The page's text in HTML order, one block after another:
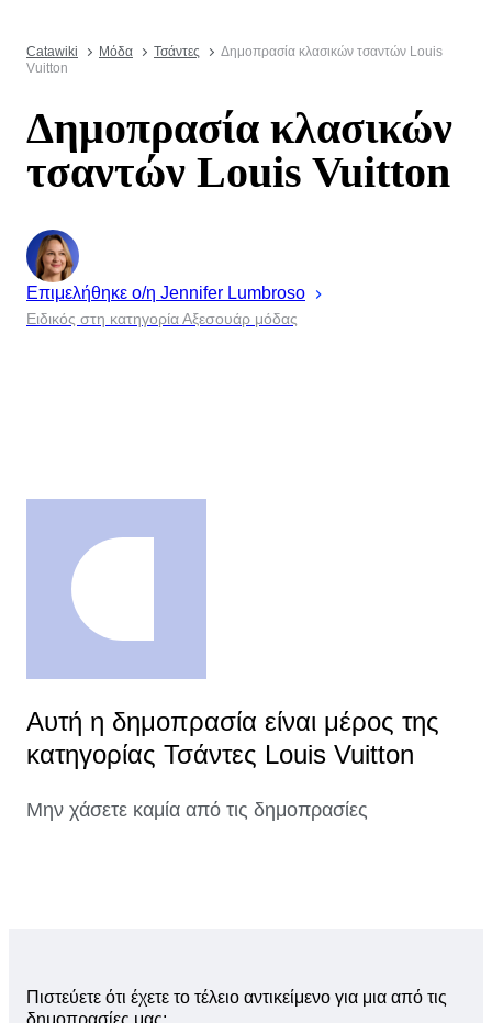
Catawiki Μόδα Τσάντες
Δημοπρασία κλασικών τσαντών Louis
Vuitton
Δημοπρασία κλασικών
τσαντών Louis Vuitton
Επιμελήθηκε ο/η Jennifer Lumbroso
Ειδικός στη κατηγορία Αξεσουάρ μόδας
Αυτή η δημοπρασία είναι μέρος της
κατηγορίας Τσάντες Louis Vuitton
Μην χάσετε καμία από τις δημοπρασίες
Πιστεύετε ότι έχετε το τέλειο αντικείμενο για μια από τις